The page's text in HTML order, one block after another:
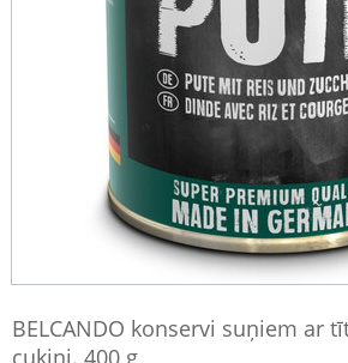
BELCANDO konservi suņiem ar
cukini. 400 g